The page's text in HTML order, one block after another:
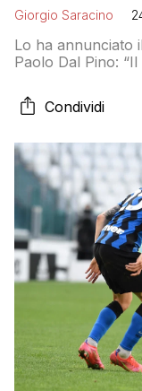
Giorgio Saracino
Lo ha annunciato
Paolo Dal Pino:
Condividi